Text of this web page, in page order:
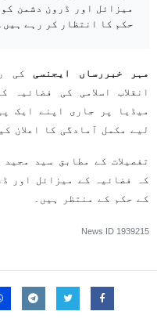
میزائل اور ڈرون دشمن
حکم کا انتظار کر رہے
مہر خبررساں ایجنسی کی
انقلاب اسلامی کی
میڈیا پر جاری اپنے ایک
لیے مکمل آمادگی کا اعلان
تفصیلات کے مطابق سید
کہ فضائیہ کے میزائل اور
کے حکم کے منتظر ہیں۔
News ID 1939215